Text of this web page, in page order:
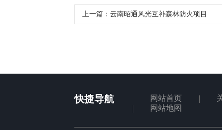
上一篇： 云南昭通风光互补森林防火项目
快捷导航 网站首页
网站地图